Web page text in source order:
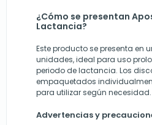
¿Cómo se presentan
Lactancia?
Este producto se presenta en
unidades, ideal para uso
periodo de lactancia. Los
empaquetados
para utilizar según necesidad.
Advertencias y